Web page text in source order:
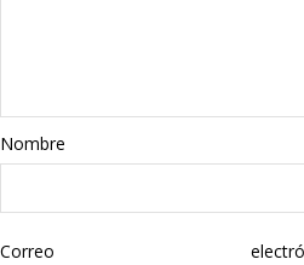
Correo